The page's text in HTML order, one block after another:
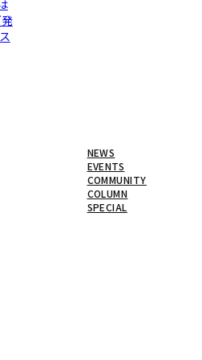
NEWS
EVENTS
COMMUNITY
COLUMN
SPECIAL